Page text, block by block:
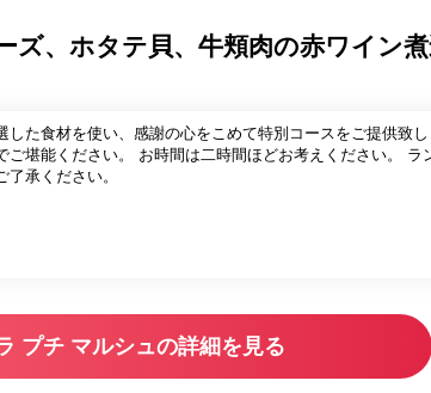
ズ、ホタテ貝、牛頬肉の赤ワイン
した食材を使い、感謝の心をこめて特別コースをご提供致
考えください。 ランチタイムは現金のみのお
承ください。
プチ マルシュの詳細を見る